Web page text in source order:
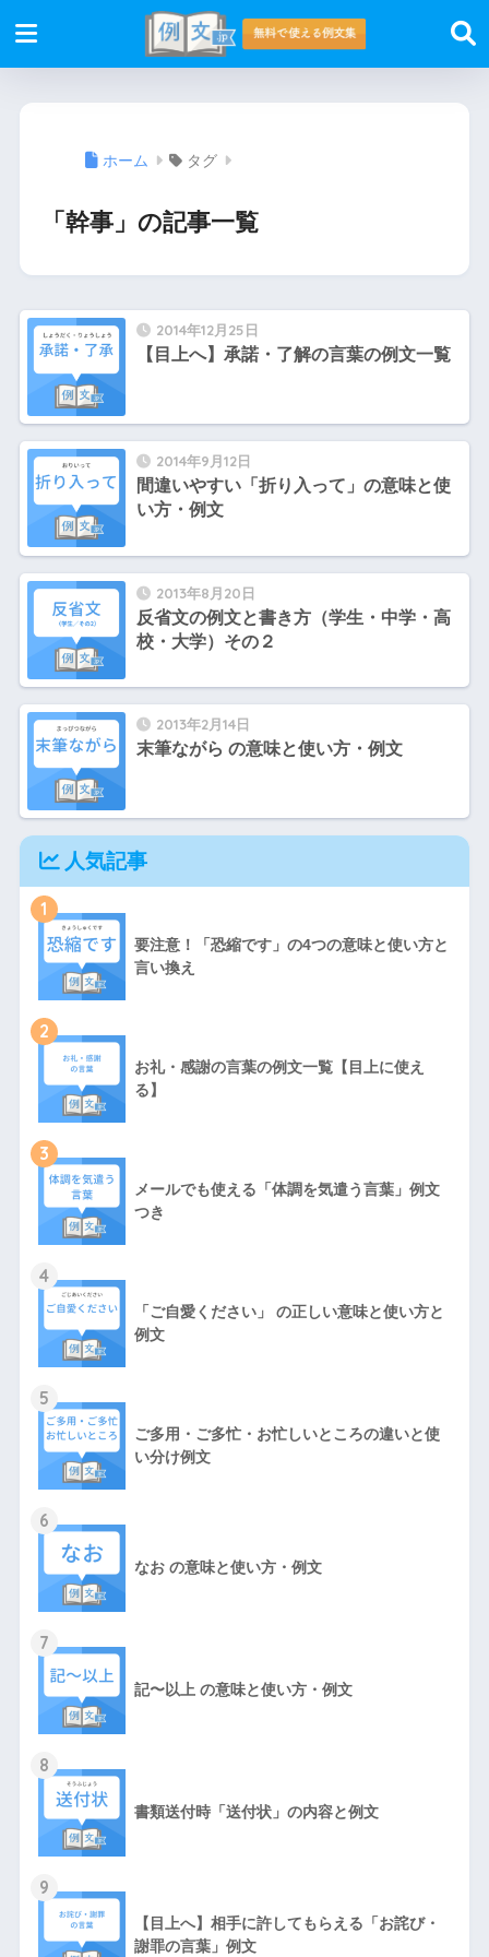
ホーム タグ
「幹事」の記事一覧
2014年12月25日
【目上へ】承諾・了解の言葉の例文一覧
2014年9月12日
間違いやすい「折り入って」の意味と使
い方・例文
2013年8月20日
反省文の例文と書き方（学生・中学・高
校・大学）その２
2013年2月14日
末筆ながら の意味と使い方・例文
人気記事
1
要注意！「恐縮です」の4つの意味と使い方と
言い換え
2
お礼・感謝の言葉の例文一覧【目上に使え
る】
3
メールでも使える「体調を気遣う言葉」例文
つき
4
「ご自愛ください」 の正しい意味と使い方と
例文
5
ご多用・ご多忙・お忙しいところの違いと使
い分け例文
6
なお の意味と使い方・例文
7
記〜以上 の意味と使い方・例文
8
書類送付時「送付状」の内容と例文
9
【目上へ】相手に許してもらえる「お詫び・
謝罪の言葉」例文